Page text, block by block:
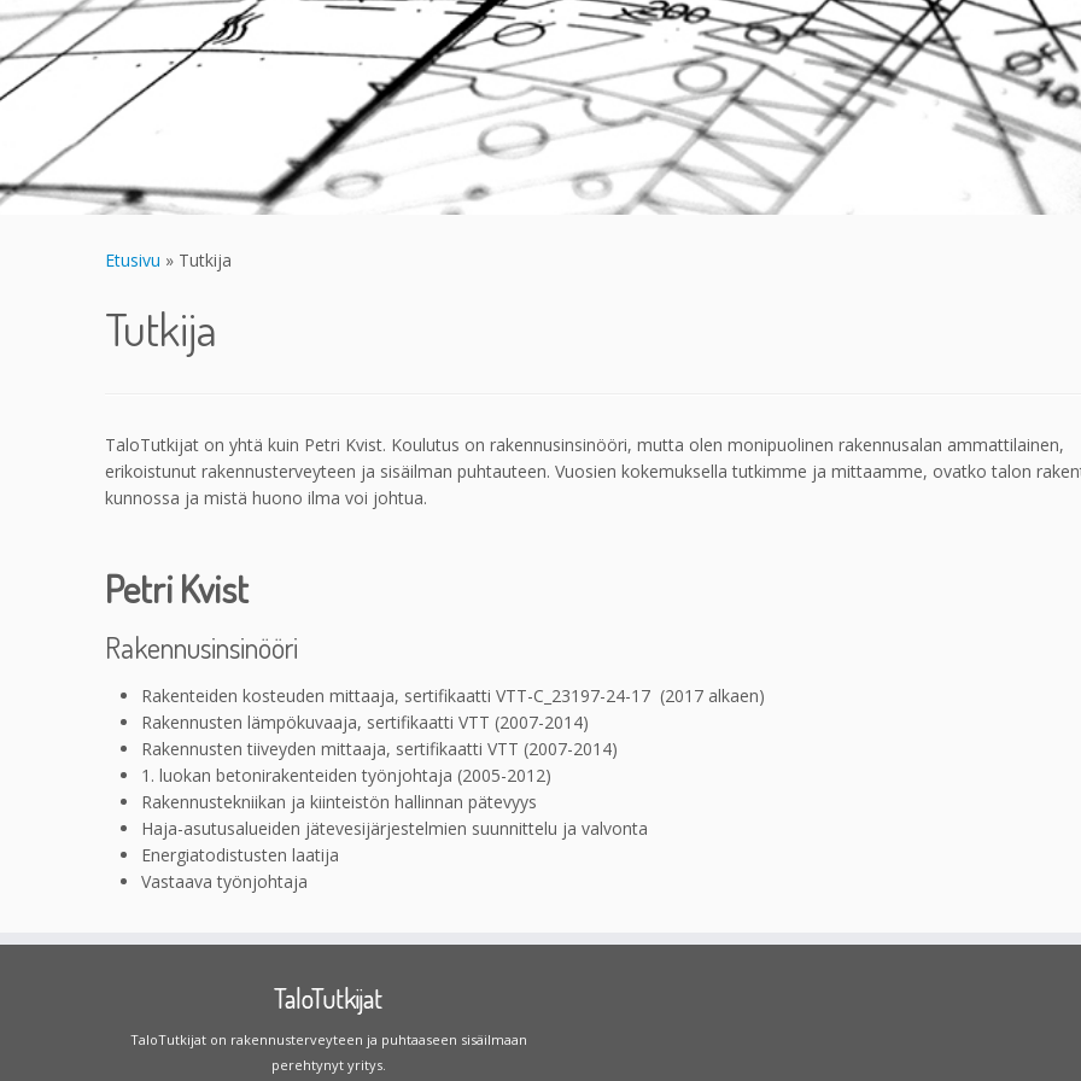
Etusivu » Tutkija
Tutkija
TaloTutkijat on yhtä kuin Petri Kvist. Koulutus on rakennusinsinööri, mutta olen monipuolinen rakennusalan ammattilainen,
erikoistunut rakennusterveyteen ja sisäilman puhtauteen. Vuosien kokemuksella tutkimme ja mittaamme, ovatko talon
kunnossa ja mistä huono ilma voi johtua.
Petri Kvist
Rakennusinsinööri
Rakenteiden kosteuden mittaaja, sertifikaatti VTT-C_23197-24-17 (2017 alkaen)
Rakennusten lämpökuvaaja, sertifikaatti VTT (2007-2014)
Rakennusten tiiveyden mittaaja, sertifikaatti VTT (2007-2014)
1. luokan betonirakenteiden työnjohtaja (2005-2012)
Rakennustekniikan ja kiinteistön hallinnan pätevyys
Haja-asutusalueiden jätevesijärjestelmien suunnittelu ja valvonta
Energiatodistusten laatija
Vastaava työnjohtaja
TaloTutkijat
TaloTutkijat on rakennusterveyteen ja puhtaaseen sisäilmaan
perehtynyt yritys.